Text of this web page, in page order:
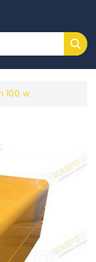
100 w